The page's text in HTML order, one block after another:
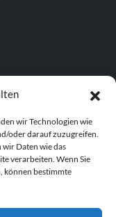
wir Technologien wie
oder darauf zuzugreifen.
Daten wie das
verarbeiten. Wenn Sie
können bestimmte